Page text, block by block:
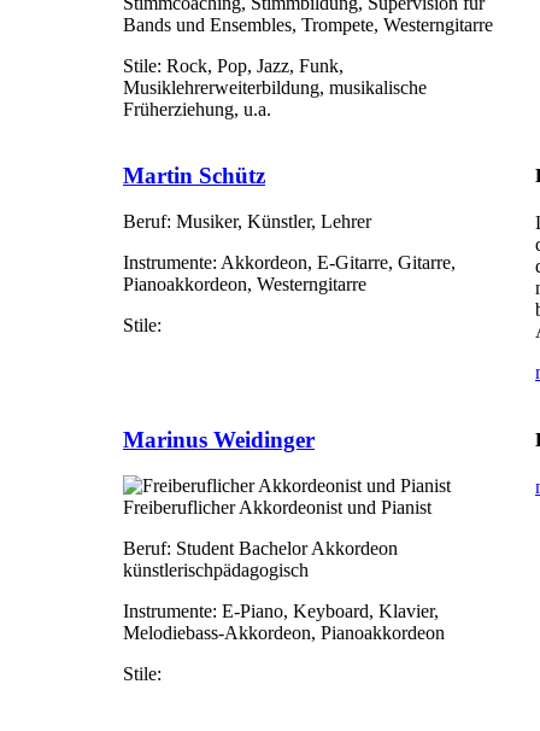
Bands und Ensembles, Trompete, Westerngitarre
Stile: Rock, Pop, Jazz, Funk,
Musiklehrerweiterbildung, musikalische
Früherziehung, u.a.
Martin Schütz
Beruf: Musiker, Künstler, Lehrer
Instrumente: Akkordeon, E-Gitarre, Gitarre,
Pianoakkordeon, Westerngitarre
Stile:
Marinus Weidinger
Freiberuflicher Akkordeonist und Pianist
Beruf: Student Bachelor Akkordeon
künstlerischpädagogisch
Instrumente: E-Piano, Keyboard, Klavier,
Melodiebass-Akkordeon, Pianoakkordeon
Stile: